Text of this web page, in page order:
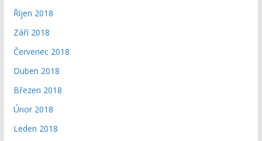
Říjen 2018
Září 2018
Červenec 2018
Duben 2018
Březen 2018
Únor 2018
Leden 2018